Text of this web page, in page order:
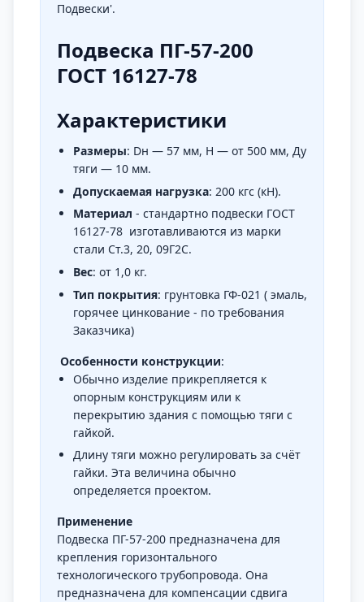
Подвески'.
Подвеска ПГ-57-200
ГОСТ 16127-78
Характеристики
Размеры: Dн — 57 мм, H — от 500 мм, Ду
тяги — 10 мм.
Допускаемая нагрузка: 200 кгс (кН).
Материал - стандартно подвески ГОСТ
16127-78 изготавливаются из марки
стали Ст.3, 20, 09Г2С.
Вес: от 1,0 кг.
Тип покрытия: грунтовка ГФ-021 ( эмаль,
горячее цинкование - по требования
Заказчика)
Особенности конструкции:
Обычно изделие прикрепляется к
опорным конструкциям или к
перекрытию здания с помощью тяги с
гайкой.
Длину тяги можно регулировать за счёт
гайки. Эта величина обычно
определяется проектом.
Применение
Подвеска ПГ-57-200 предназначена для
крепления горизонтального
технологического трубопровода. Она
предназначена для компенсации сдвига